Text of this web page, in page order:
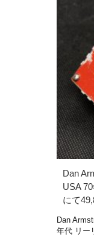
Dan
USA
にて
Dan
年代 リー